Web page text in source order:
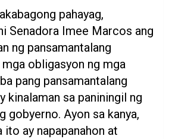
pahayag,
Senadora Imee Marcos ang
ng pansamantalang
obligasyon ng mga
pang pansamantalang
kinalaman sa paniningil ng
gobyerno. Ayon sa kanya,
ito ay napapanahon at